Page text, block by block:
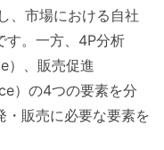
、市場における自社
す。一方、4P分析
）、販売促進
）の4つの要素を分
・販売に必要な要素を